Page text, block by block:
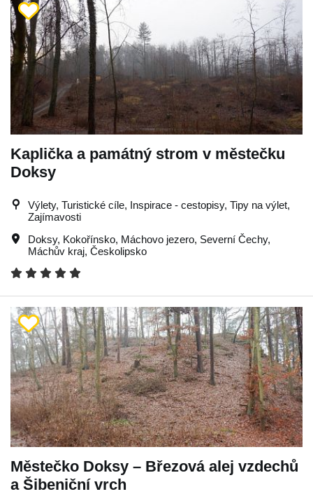
Kaplička a památný strom v městečku
Doksy
Výlety, Turistické cíle, Inspirace - cestopisy, Tipy na výlet,
Zajímavosti
Doksy, Kokořínsko, Máchovo jezero, Severní Čechy,
Máchův kraj, Českolipsko
Městečko Doksy – Březová alej vzdechů
a Šibeniční vrch